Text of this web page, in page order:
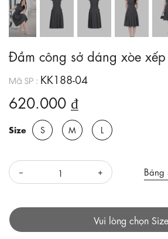
Đầm công sở dáng xòe
Mã SP : KK188-04
620.000 ₫
Size S M L
Bảng
Vui lòng chọn Size